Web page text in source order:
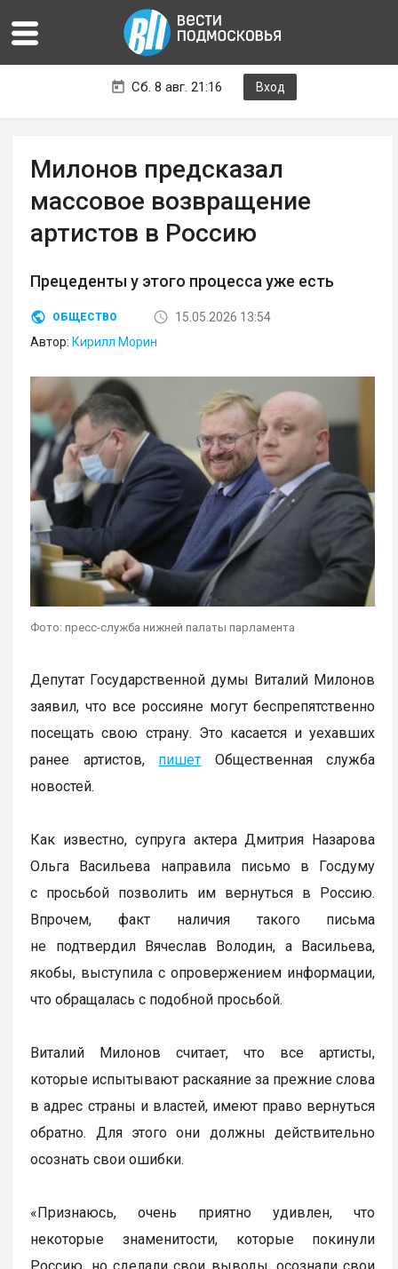
Сб. 8 авг. 21:16 Вход
Милонов предсказал
массовое возвращение
артистов в Россию
Прецеденты у этого процесса уже есть
ОБЩЕСТВО
15.05.2026 13:54
Автор: Кирилл Морин
Фото: пресс-служба нижней палаты парламента
Депутат Государственной думы Виталий Милонов
заявил, что все россияне могут беспрепятственно
посещать свою страну. Это касается и уехавших
ранее артистов, пишет Общественная служба
новостей.
Как известно, супруга актера Дмитрия Назарова
Ольга Васильева направила письмо в Госдуму
с просьбой позволить им вернуться в Россию.
Впрочем, факт наличия такого письма
не подтвердил Вячеслав Володин, а Васильева,
якобы, выступила с опровержением информации,
что обращалась с подобной просьбой.
Виталий Милонов считает, что все артисты,
которые испытывают раскаяние за прежние слова
в адрес страны и властей, имеют право вернуться
обратно. Для этого они должны действительно
осознать свои ошибки.
«Признаюсь, очень приятно удивлен, что
некоторые знаменитости, которые покинули
Россию, но сделали свои выводы, осознали свои